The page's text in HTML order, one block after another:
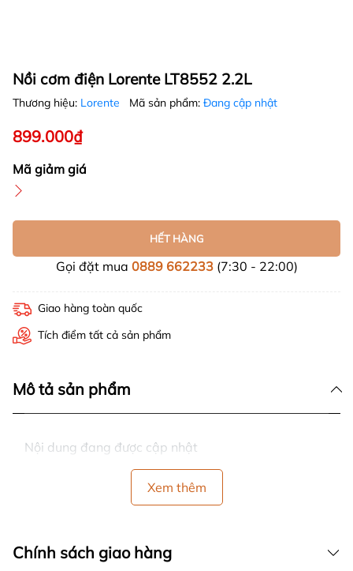
Nồi cơm điện Lorente LT8552 2.2L
Thương hiệu: Lorente Mã sản phẩm: Đang cập nhật
899.000₫
Mã giảm giá
HẾT HÀNG
Gọi đặt mua 0889 662233(7:30 - 22:00)
Giao hàng toàn quốc
Tích điểm tất cả sản phẩm
Mô tả sản phẩm
Nội dung đang được cập nhật
Xem thêm
Chính sách giao hàng